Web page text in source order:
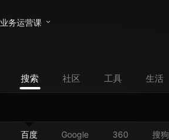
业务运营课
搜索 社区 工具 生活
百度 Google 360 搜狗